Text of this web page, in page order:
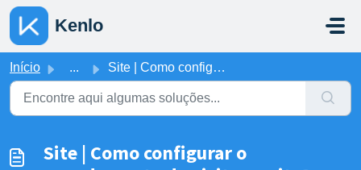
Ir para o conteúdo principal
Kenlo
Início ... Site | Como configurar o agendamento de visita no site?
Site | Como configurar o